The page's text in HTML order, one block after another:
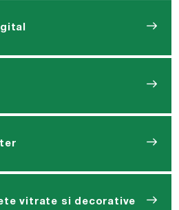
vitrate si decorative